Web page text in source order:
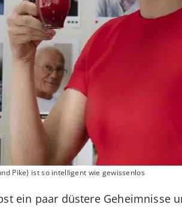
Pike) ist so intelligent wie gewissenlos
ein paar düstere Geheimnisse